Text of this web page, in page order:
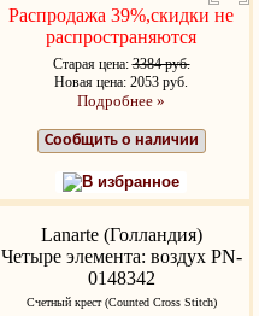
Распродажа 39%,скидки не
распространяются
Старая цена:3384 руб.
Новая цена: 2053 руб.
Подробнее »
Сообщить о наличии
В избранное
Lanarte (Голландия)
Четыре элемента: воздух PN-
0148342
Счетный крест (Counted Cross Stitch)